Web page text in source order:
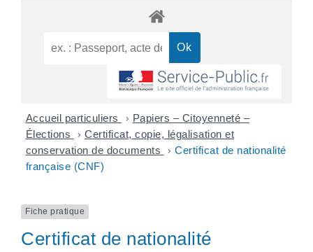
Accueil particuliers > Papiers – Citoyenneté –
Élections
> Certificat, copie, légalisation et
conservation de documents
> Certificat de nationalité
française (CNF)
Fiche pratique
Certificat de nationalité